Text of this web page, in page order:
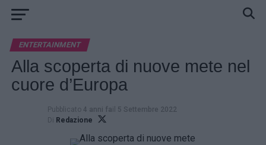
ENTERTAINMENT
Alla scoperta di nuove mete nel
cuore d’Europa
Pubblicato 4 anni fail 5 Settembre 2022
Di Redazione